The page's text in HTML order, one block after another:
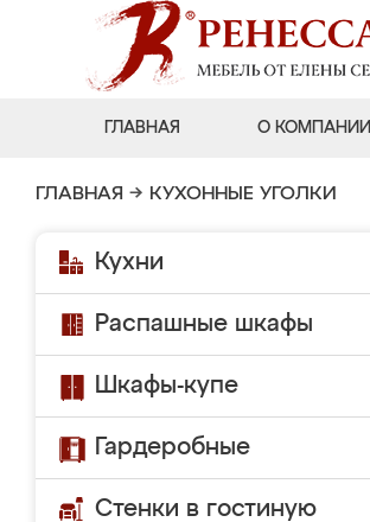
ГЛАВНАЯ О КОМПАНИИ
ГЛАВНАЯ → КУХОННЫЕ УГОЛКИ
Кухни
Распашные шкафы
Шкафы-купе
Гардеробные
Стенки в гостиную